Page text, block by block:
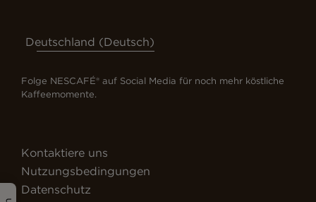
Deutschland (Deutsch)
Folge NESCAFÉ® auf Social Media für noch mehr köstliche
Kaffeemomente.
Kontaktiere uns
Nutzungsbedingungen
Datenschutz